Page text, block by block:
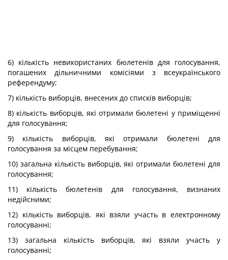
6) кількість невикористаних бюлетенів для голосування,
погашених дільничними комісіями з всеукраїнського
референдуму;
7) кількість виборців, внесених до списків виборців;
8) кількість виборців, які отримали бюлетені у приміщенні
для голосування;
9) кількість виборців, які отримали бюлетені для
голосування за місцем перебування;
10) загальна кількість виборців, які отримали бюлетені для
голосування;
11) кількість бюлетенів для голосування, визнаних
недійсними;
12) кількість виборців, які взяли участь в електронному
голосуванні;
13) загальна кількість виборців, які взяли участь у
голосуванні;